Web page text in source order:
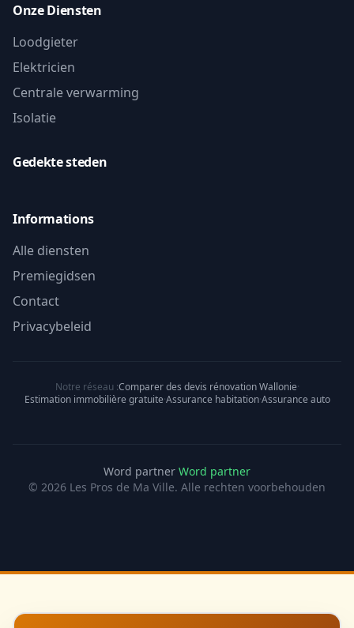
Onze Diensten
Loodgieter
Elektricien
Centrale verwarming
Isolatie
Gedekte steden
Informations
Alle diensten
Premiegidsen
Contact
Privacybeleid
Notre réseau :Comparer des devis rénovation Wallonie·
Estimation immobilière gratuite·Assurance habitation·Assurance auto
Word partner Word partner
© 2026 Les Pros de Ma Ville. Alle rechten voorbehouden